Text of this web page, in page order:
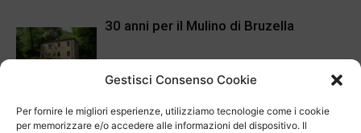
Gestisci Consenso Cookie
Per fornire le migliori esperienze, utilizziamo tecnologie come i cookie
per memorizzare e/o accedere alle informazioni del dispositivo. Il
30 anni per il Mulino di Bruzella